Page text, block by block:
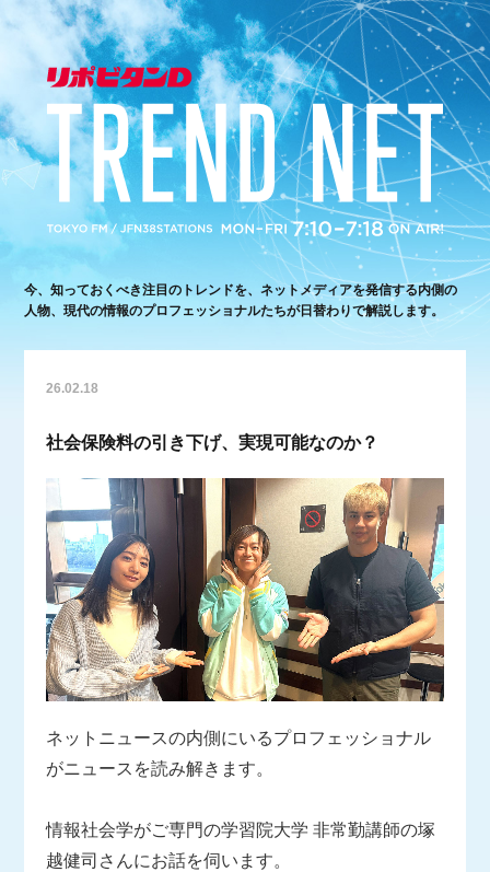
今、知っておくべき注目のトレンドを、ネットメディアを発信する内側の
人物、現代の情報のプロフェッショナルたちが日替わりで解説します。
26.02.18
社会保険料の引き下げ、実現可能なのか？
ネットニュースの内側にいるプロフェッショナル
がニュースを読み解きます。
情報社会学がご専門の学習院大学 非常勤講師の塚
越健司さんにお話を伺います。